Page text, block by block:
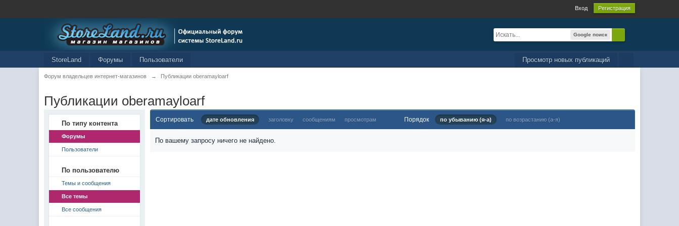
Вход Регистрация
Google поиск
Просмотр новых публикаций
StoreLand Форумы Пользователи
Форум владельцев интернет-магазинов → Публикации oberamayloarf
Публикации oberamayloarf
По типу контента
Форумы
Пользователи
По пользователю
Темы и сообщения
Все темы
Все сообщения
Сортировать дате обновления заголовку сообщениям просмотрам Порядок по убыванию (я-а) по возрастанию (а-я)
По вашему запросу ничего не найдено.